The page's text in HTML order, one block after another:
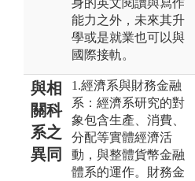
能力之外，未來其升
學或是就業也可以與
國際接軌。
與相
關科
系之
異同
1.經濟系與財務金融
系：經濟系研究的對
象包含生產、消費、
分配等實體經濟活
動，與整體貨幣金融
體系的運作。財務金